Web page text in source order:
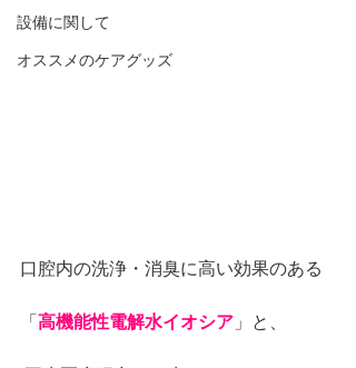
設備に関して
オススメのケアグッズ
口腔内の洗浄・消臭に高い効果のある
「高機能性電解水イオシア 」と、